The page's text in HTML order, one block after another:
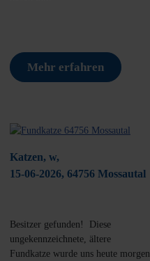
Mehr erfahren
Katzen, w,
15-06-2026, 64756 Mossautal
Besitzer gefunden! Diese
ungekennzeichnete, ältere
Fundkatze wurde uns heute morgen